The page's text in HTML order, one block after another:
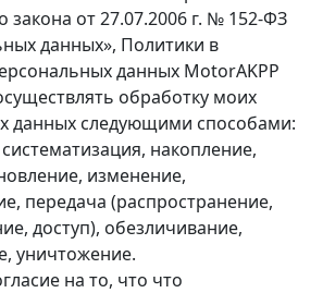
закона от 27.07.2006 г. № 152-ФЗ
данных», Политики в
данных MotorAKPP
обработку моих
данных следующими способами:
накопление,
изменение,
передача (распространение,
доступ), обезличивание,
уничтожение.
на то, что что